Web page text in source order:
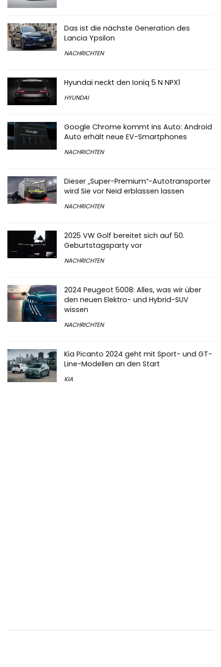
Das ist die nächste Generation des
Lancia Ypsilon
NACHRICHTEN
Hyundai neckt den Ioniq 5 N NPX1
HYUNDAI
Google Chrome kommt ins Auto: Android
Auto erhält neue EV-Smartphones
NACHRICHTEN
Dieser „Super-Premium“-Autotransporter
wird Sie vor Neid erblassen lassen
NACHRICHTEN
2025 VW Golf bereitet sich auf 50.
Geburtstagsparty vor
NACHRICHTEN
2024 Peugeot 5008: Alles, was wir über
den neuen Elektro- und Hybrid-SUV
wissen
NACHRICHTEN
Kia Picanto 2024 geht mit Sport- und GT-
Line-Modellen an den Start
KIA